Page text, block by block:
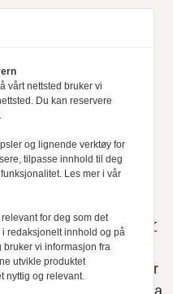
og
Vær
presseskikk, som
har ikke ansvar
som det lenkes til fra
vårt nettsted bruker vi
Du kan reservere
og lignende verktøy for
tilpasse innhold til deg
Les mer i vår
for deg som det
redaksjonelt innhold og på
vi informasjon fra
utvikle produktet
nyttig og relevant.